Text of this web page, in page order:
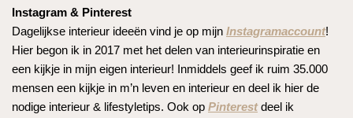
Instagram & Pinterest
Dagelijkse interieur ideeën vind je op mijn Instagramaccount!
Hier begon ik in 2017 met het delen van interieurinspiratie en
een kijkje in mijn eigen interieur! Inmiddels geef ik ruim 35.000
mensen een kijkje in m’n leven en interieur en deel ik hier de
nodige interieur & lifestyletips. Ook op Pinterestdeel ik